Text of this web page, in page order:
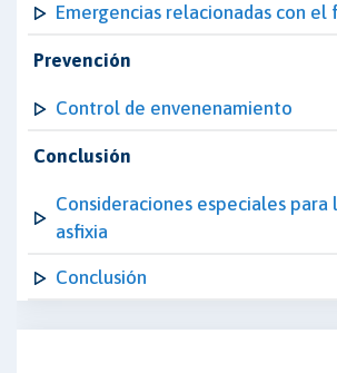
Emergencias relacionadas con el
Prevención
Control de envenenamiento
Conclusión
Consideraciones especiales para
asfixia
Conclusión